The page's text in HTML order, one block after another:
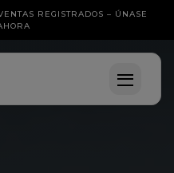
REGISTRADOS – ÚNASE